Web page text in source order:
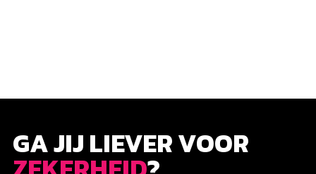
GA JIJ LIEVER VOOR